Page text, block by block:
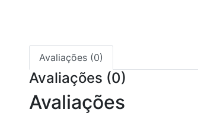
Avaliações (0)
Avaliações (0)
Avaliações